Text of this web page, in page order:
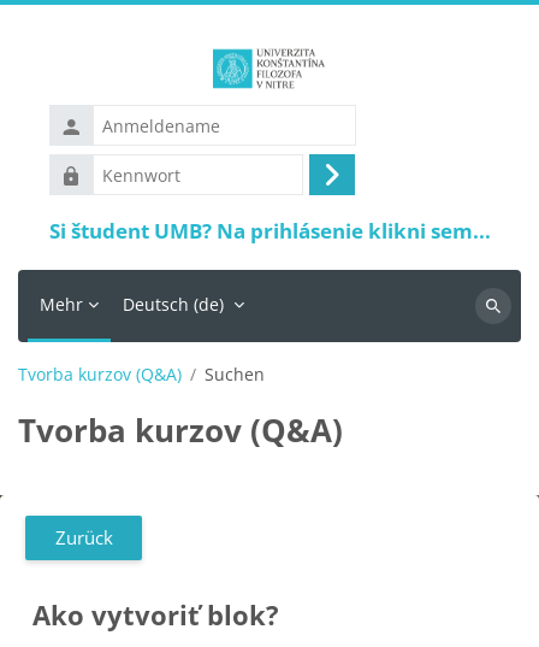
Anmeldename
Kennwort
Anmelden
Si študent UMB? Na prihlásenie klikni sem...
Mehr Deutsch ‎(de)‎
Suchen
Tvorba kurzov (Q&A) Suchen
Tvorba kurzov (Q&A)
Zurück
Ako vytvoriť blok?